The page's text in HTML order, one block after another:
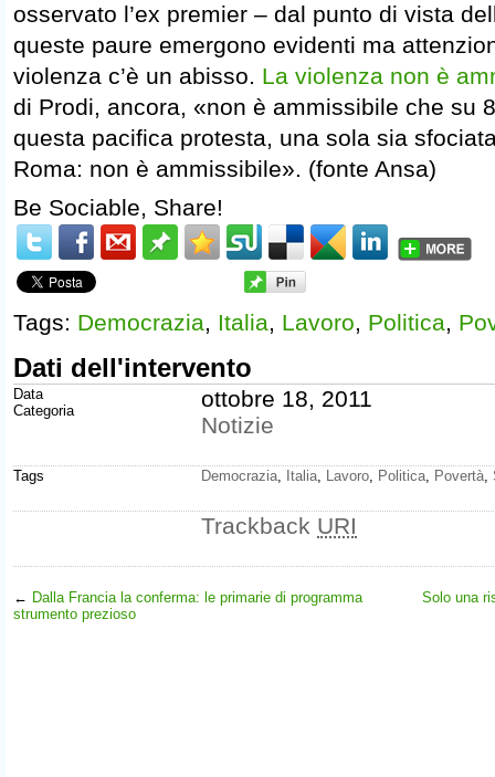
osservato l’ex premier – dal punto di vista
queste paure emergono evidenti ma
violenza c’è un abisso. La violenza non è
di Prodi, ancora, «non è ammissibile che su
questa pacifica protesta, una sola sia
Roma: non è ammissibile». (fonte Ansa)
Be Sociable, Share!
Tags: Democrazia, Italia, Lavoro, Politica,
Dati dell'intervento
Data
Categoria
ottobre 18, 2011
Notizie
Tags Democrazia, Italia, Lavoro, Politica, Povertà,
Trackback URI
← Dalla Francia la conferma: le primarie di programma
strumento prezioso
Solo una